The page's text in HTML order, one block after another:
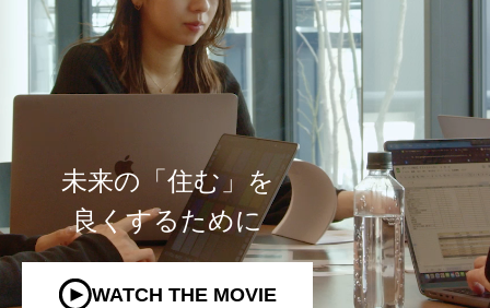
未来の「住む」を
良くするために
WATCH THE MOVIE